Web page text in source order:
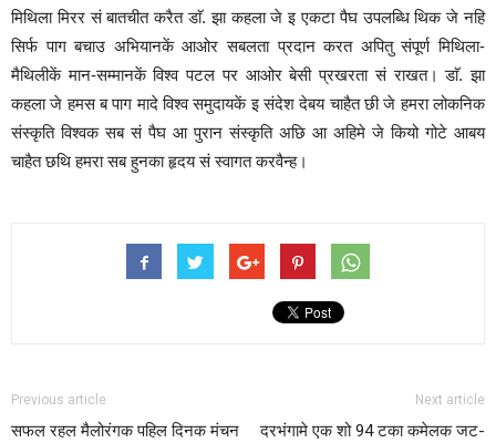
मिथिला मिरर सं बातचीत करैत डाॅ. झा कहला जे इ एकटा पैघ उपलब्धि थिक जे नहि
सिर्फ पाग बचाउ अभियानकें आओर सबलता प्रदान करत अपितु संपूर्ण मिथिला-
मैथिलीकें मान-सम्मानकें विश्व पटल पर आओर बेसी प्रखरता सं राखत। डाॅ. झा
कहला जे हमस ब पाग मादे विश्व समुदायकें इ संदेश देबय चाहैत छी जे हमरा लोकनिक
संस्कृति विश्वक सब सं पैघ आ पुरान संस्कृति अछि आ अहिमे जे कियो गोटे आबय
चाहैत छथि हमरा सब हुनका हृदय सं स्वागत करवैन्ह।
Previous article
सफल रहल मैलोरंगक पहिल दिनक मंचन
Next article
दरभंगामे एक शो 94 टका कमेलक जट-